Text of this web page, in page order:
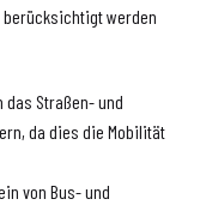
werden
das Straßen- und
da dies die Mobilität
von Bus- und